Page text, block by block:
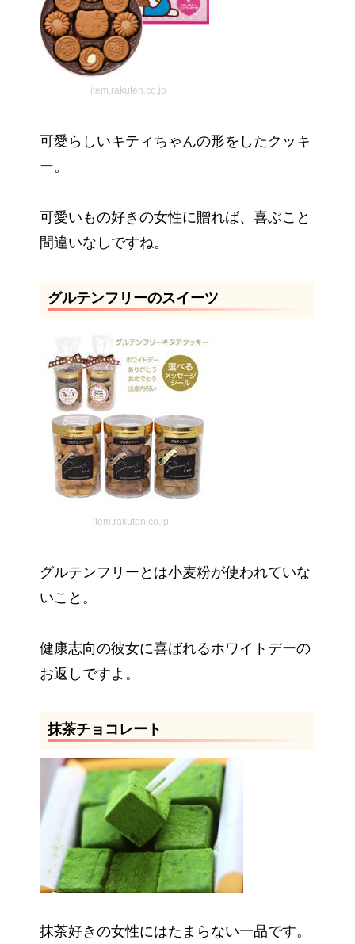
item.rakuten.co.jp
可愛らしいキティちゃんの形をしたクッキ
ー。
可愛いもの好きの女性に贈れば、喜ぶこと
間違いなしですね。
グルテンフリーのスイーツ
item.rakuten.co.jp
グルテンフリーとは小麦粉が使われていな
いこと。
健康志向の彼女に喜ばれるホワイトデーの
お返しですよ。
抹茶チョコレート
抹茶好きの女性にはたまらない一品です。